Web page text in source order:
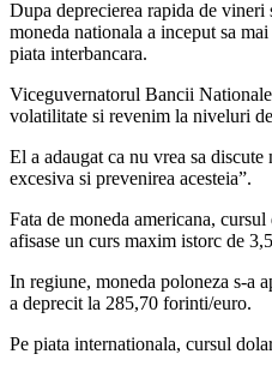
Dupa deprecierea rapida de
moneda nationala a inceput sa
piata interbancara.
Viceguvernatorul Bancii
volatilitate si revenim la niveluri
El a adaugat ca nu vrea sa
excesiva si prevenirea acesteia”.
Fata de moneda americana,
afisase un curs maxim istorc de
In regiune, moneda poloneza s-a
a deprecit la 285,70 forinti/euro.
Pe piata internationala, cursul